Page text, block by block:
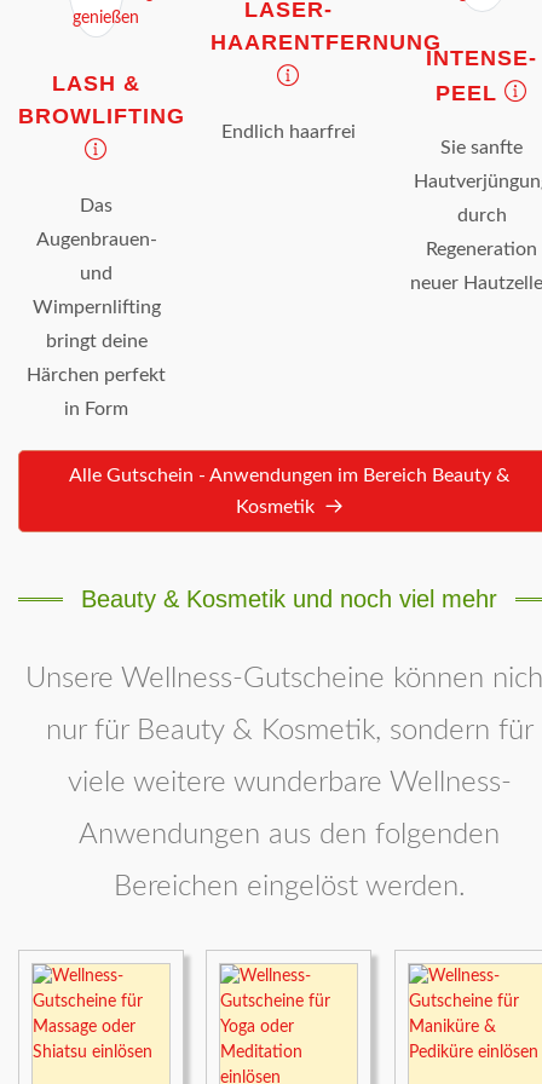
LASH &
BROWLIFTING
Das
Augenbrauen-
und
Wimpernlifting
bringt deine
Härchen perfekt
in Form
LASER-
HAARENTFERNUNG
Endlich haarfrei
INTENSE-
PEEL
Sie sanfte
durch
Regeneration
neuer
Alle Gutschein - Anwendungen im Bereich Beauty &
Kosmetik
Beauty & Kosmetik und noch viel mehr
Unsere Wellness-Gutscheine können
nur für Beauty & Kosmetik, sondern für
viele weitere wunderbare Wellness-
Anwendungen aus den folgenden
Bereichen eingelöst werden.